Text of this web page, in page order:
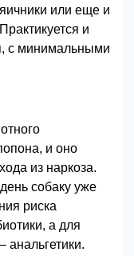
или еще и
и
с минимальными
и оно
из наркоза.
собаку уже
риска
а для